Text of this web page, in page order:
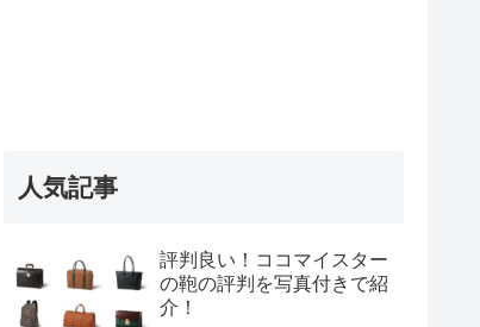
人気記事
評判良い！ココマイスター
の鞄の評判を写真付きで紹
介！